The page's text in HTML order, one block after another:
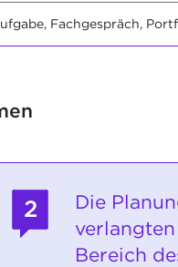
Fachgespräch,
2
Die
Bereich